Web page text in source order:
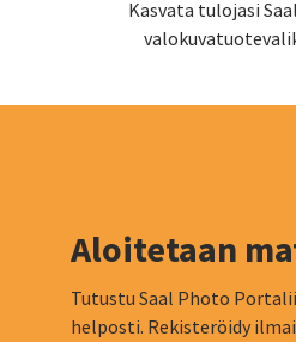
Kasvata tulojasi
Aloitetaan
Tutustu Saal Photo
helposti. Rekisteröidy